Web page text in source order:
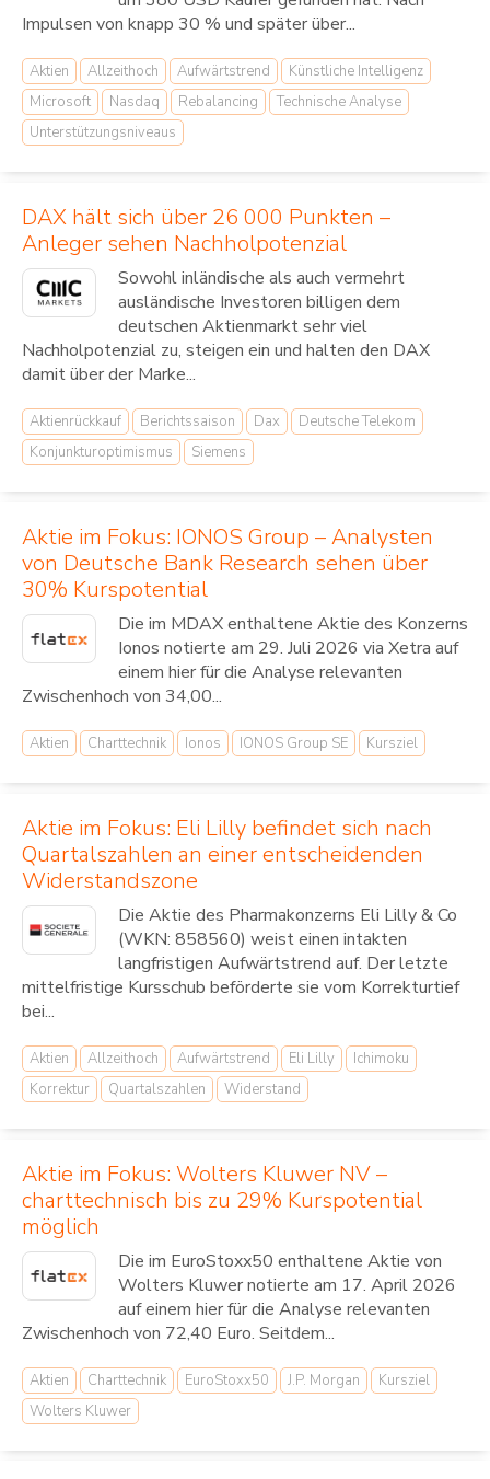
Impulsen von knapp 30 % und später über...
Aktien Allzeithoch Aufwärtstrend
Künstliche Intelligenz
Microsoft
Nasdaq Rebalancing
Technische Analyse
Unterstützungsniveaus
DAX hält sich über 26 000 Punkten –
Anleger sehen Nachholpotenzial
Sowohl inländische als auch vermehrt
ausländische Investoren billigen dem
deutschen Aktienmarkt sehr viel
Nachholpotenzial zu, steigen ein und halten den DAX
damit über der Marke...
Aktienrückkauf Berichtssaison Dax
Deutsche Telekom
Konjunkturoptimismus
Siemens
Aktie im Fokus: IONOS Group – Analysten
von Deutsche Bank Research sehen über
30% Kurspotential
Die im MDAX enthaltene Aktie des Konzerns
Ionos notierte am 29. Juli 2026 via Xetra auf
einem hier für die Analyse relevanten
Zwischenhoch von 34,00...
Aktien Charttechnik Ionos IONOS Group SE Kursziel
Aktie im Fokus: Eli Lilly befindet sich nach
Quartalszahlen an einer entscheidenden
Widerstandszone
Die Aktie des Pharmakonzerns Eli Lilly & Co
(WKN: 858560) weist einen intakten
langfristigen Aufwärtstrend auf. Der letzte
mittelfristige Kursschub beförderte sie vom Korrekturtief
bei...
Aktien Allzeithoch Aufwärtstrend Eli Lilly
Ichimoku
Korrektur
Quartalszahlen Widerstand
Aktie im Fokus: Wolters Kluwer NV –
charttechnisch bis zu 29% Kurspotential
möglich
Die im EuroStoxx50 enthaltene Aktie von
Wolters Kluwer notierte am 17. April 2026
auf einem hier für die Analyse relevanten
Zwischenhoch von 72,40 Euro. Seitdem...
Aktien Charttechnik EuroStoxx50 J.P. Morgan
Kursziel
Wolters Kluwer